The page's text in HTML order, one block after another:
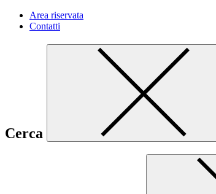
Area riservata
Contatti
Cerca